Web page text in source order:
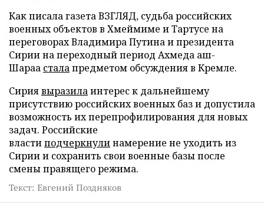
Как писала газета ВЗГЛЯД, судьба российских
военных объектов в Хмеймиме и Тартусе на
переговорах Владимира Путина и президента
Сирии на переходный период Ахмеда аш-
Шараа сталапредметом обсуждения в Кремле.
Сириявыразилаинтерес к дальнейшему
присутствию российских военных баз и допустила
возможность их перепрофилирования для новых
задач. Российские
властиподчеркнулинамерение не уходить из
Сирии и сохранить свои военные базы после
смены правящего режима.
Текст: Евгений Поздняков